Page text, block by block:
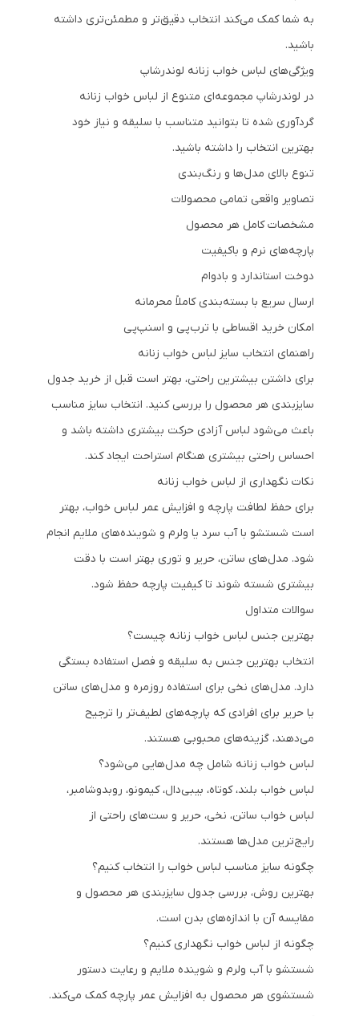
به شما کمک می‌کند انتخاب دقیق‌تر و مطمئن‌تری داشته
باشید.
ویژگی‌های لباس خواب زنانه لوندرشاپ
در لوندرشاپ مجموعه‌ای متنوع از لباس خواب زنانه
گردآوری شده تا بتوانید متناسب با سلیقه و نیاز خود
بهترین انتخاب را داشته باشید.
تنوع بالای مدل‌ها و رنگ‌بندی
تصاویر واقعی تمامی محصولات
مشخصات کامل هر محصول
پارچه‌های نرم و باکیفیت
دوخت استاندارد و بادوام
ارسال سریع با بسته‌بندی کاملاً محرمانه
امکان خرید اقساطی با ترب‌پی و اسنپ‌پی
راهنمای انتخاب سایز لباس خواب زنانه
برای داشتن بیشترین راحتی، بهتر است قبل از خرید جدول
سایزبندی هر محصول را بررسی کنید. انتخاب سایز مناسب
باعث می‌شود لباس آزادی حرکت بیشتری داشته باشد و
احساس راحتی بیشتری هنگام استراحت ایجاد کند.
نکات نگهداری از لباس خواب زنانه
برای حفظ لطافت پارچه و افزایش عمر لباس خواب، بهتر
است شستشو با آب سرد یا ولرم و شوینده‌های ملایم انجام
شود. مدل‌های ساتن، حریر و توری بهتر است با دقت
بیشتری شسته شوند تا کیفیت پارچه حفظ شود.
سوالات متداول
بهترین جنس لباس خواب زنانه چیست؟
انتخاب بهترین جنس به سلیقه و فصل استفاده بستگی
دارد. مدل‌های نخی برای استفاده روزمره و مدل‌های ساتن
یا حریر برای افرادی که پارچه‌های لطیف‌تر را ترجیح
می‌دهند، گزینه‌های محبوبی هستند.
لباس خواب زنانه شامل چه مدل‌هایی می‌شود؟
لباس خواب بلند، کوتاه، بیبی‌دال، کیمونو، روبدوشامبر،
لباس خواب ساتن، نخی، حریر و ست‌های راحتی از
رایج‌ترین مدل‌ها هستند.
چگونه سایز مناسب لباس خواب را انتخاب کنیم؟
بهترین روش، بررسی جدول سایزبندی هر محصول و
مقایسه آن با اندازه‌های بدن است.
چگونه از لباس خواب نگهداری کنیم؟
شستشو با آب ولرم و شوینده ملایم و رعایت دستور
شستشوی هر محصول به افزایش عمر پارچه کمک می‌کند.